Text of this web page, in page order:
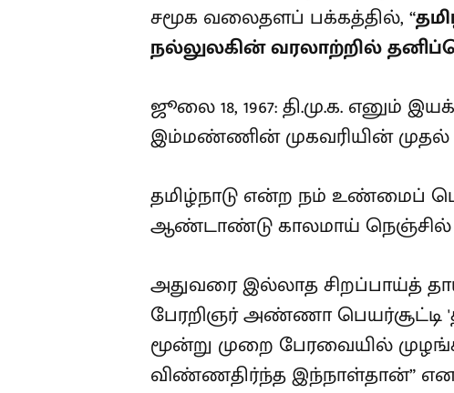
சமூக வலைதளப் பக்கத்தில், “
நல்லுலகின் வரலாற்றில்
ஜூலை 18, 1967: தி.மு.க.
இம்மண்ணின் முகவரியின் முதல்
தமிழ்நாடு என்ற நம் உண்மைப்
ஆண்டாண்டு காலமாய் நெஞ்சில்
அதுவரை இல்லாத சிறப்பாய்த்
பேரறிஞர் அண்ணா பெயர்சூட்டி
மூன்று முறை பேரவையில்
விண்ணதிர்ந்த இந்நாள்தான்” என